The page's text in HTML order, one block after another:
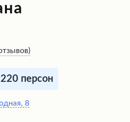
)
персон
8